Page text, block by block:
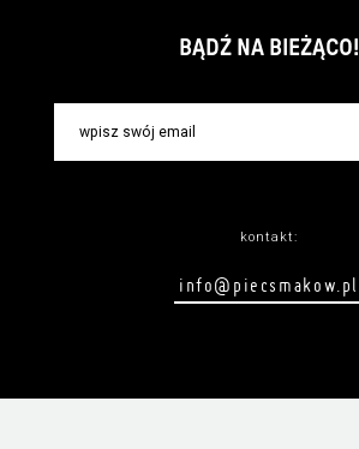
BĄDŹ NA BIEŻĄCO!
kontakt:
info@piecsmakow.pl